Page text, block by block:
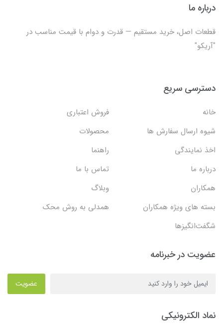
درباره ما
قطعات اصل، خرید مستقیم — قدرت و دوام با قیمت مناسب در
"آریکو"
دسترسی سریع
خانه
فروش اعتباری
شیوه ارسال سفارش ها
محصولات
اخذ نمایندگی
راهنما
درباره ما
تماس با ما
همکاران
وبلاگ
بسته های ویژه همکاران
همدلی به روش محک
شگفت‌انگیزها
عضویت در خبرنامه
عضویت
نماد الکترونیکی